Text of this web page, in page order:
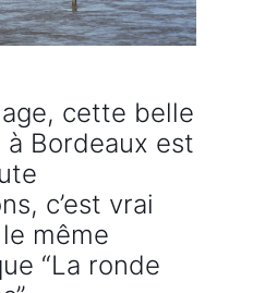
cette belle
à Bordeaux est
c’est vrai
même
“La ronde